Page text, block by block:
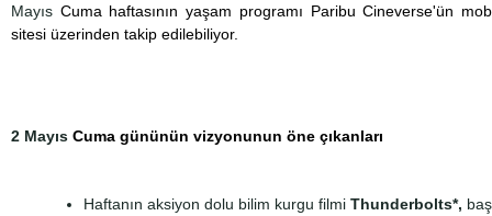
Mayıs Cuma haftasının yaşam programı Paribu Cineverse'ün
sitesi üzerinden takip edilebiliyor.
2 Mayıs Cuma gününün vizyonunun öne çıkanları
Haftanın aksiyon dolu bilim kurgu filmi Thunderbolts*,